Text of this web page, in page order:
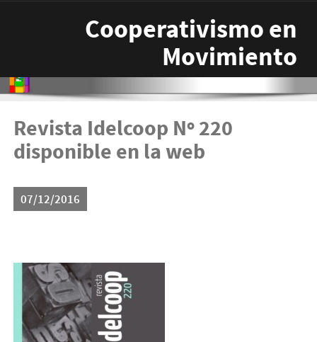
Cooperativismo en
Movimiento
Revista Idelcoop Nº 220
disponible en la web
07/12/2016
tapa-220-final-214x300.jpg